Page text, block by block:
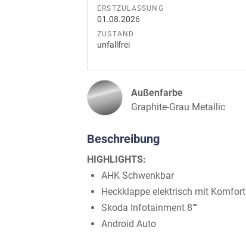
ERSTZULASSUNG
01.08.2026
ZUSTAND
unfallfrei
Außenfarbe
Graphite-Grau Metallic
Beschreibung
HIGHLIGHTS:
AHK Schwenkbar
Heckklappe elektrisch mit
Skoda Infotainment 8""
Android Auto